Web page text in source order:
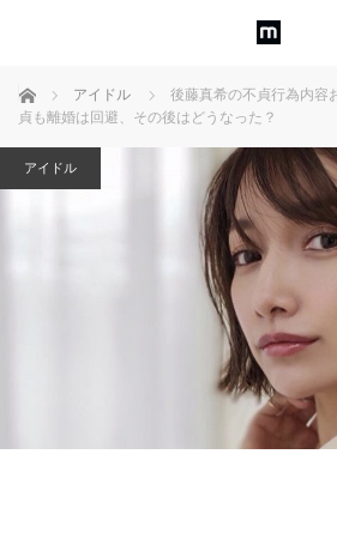
ホーム アイドル
後藤真希の不貞行為内容
貞も離婚は回避、その後はどうなった？
アイドル